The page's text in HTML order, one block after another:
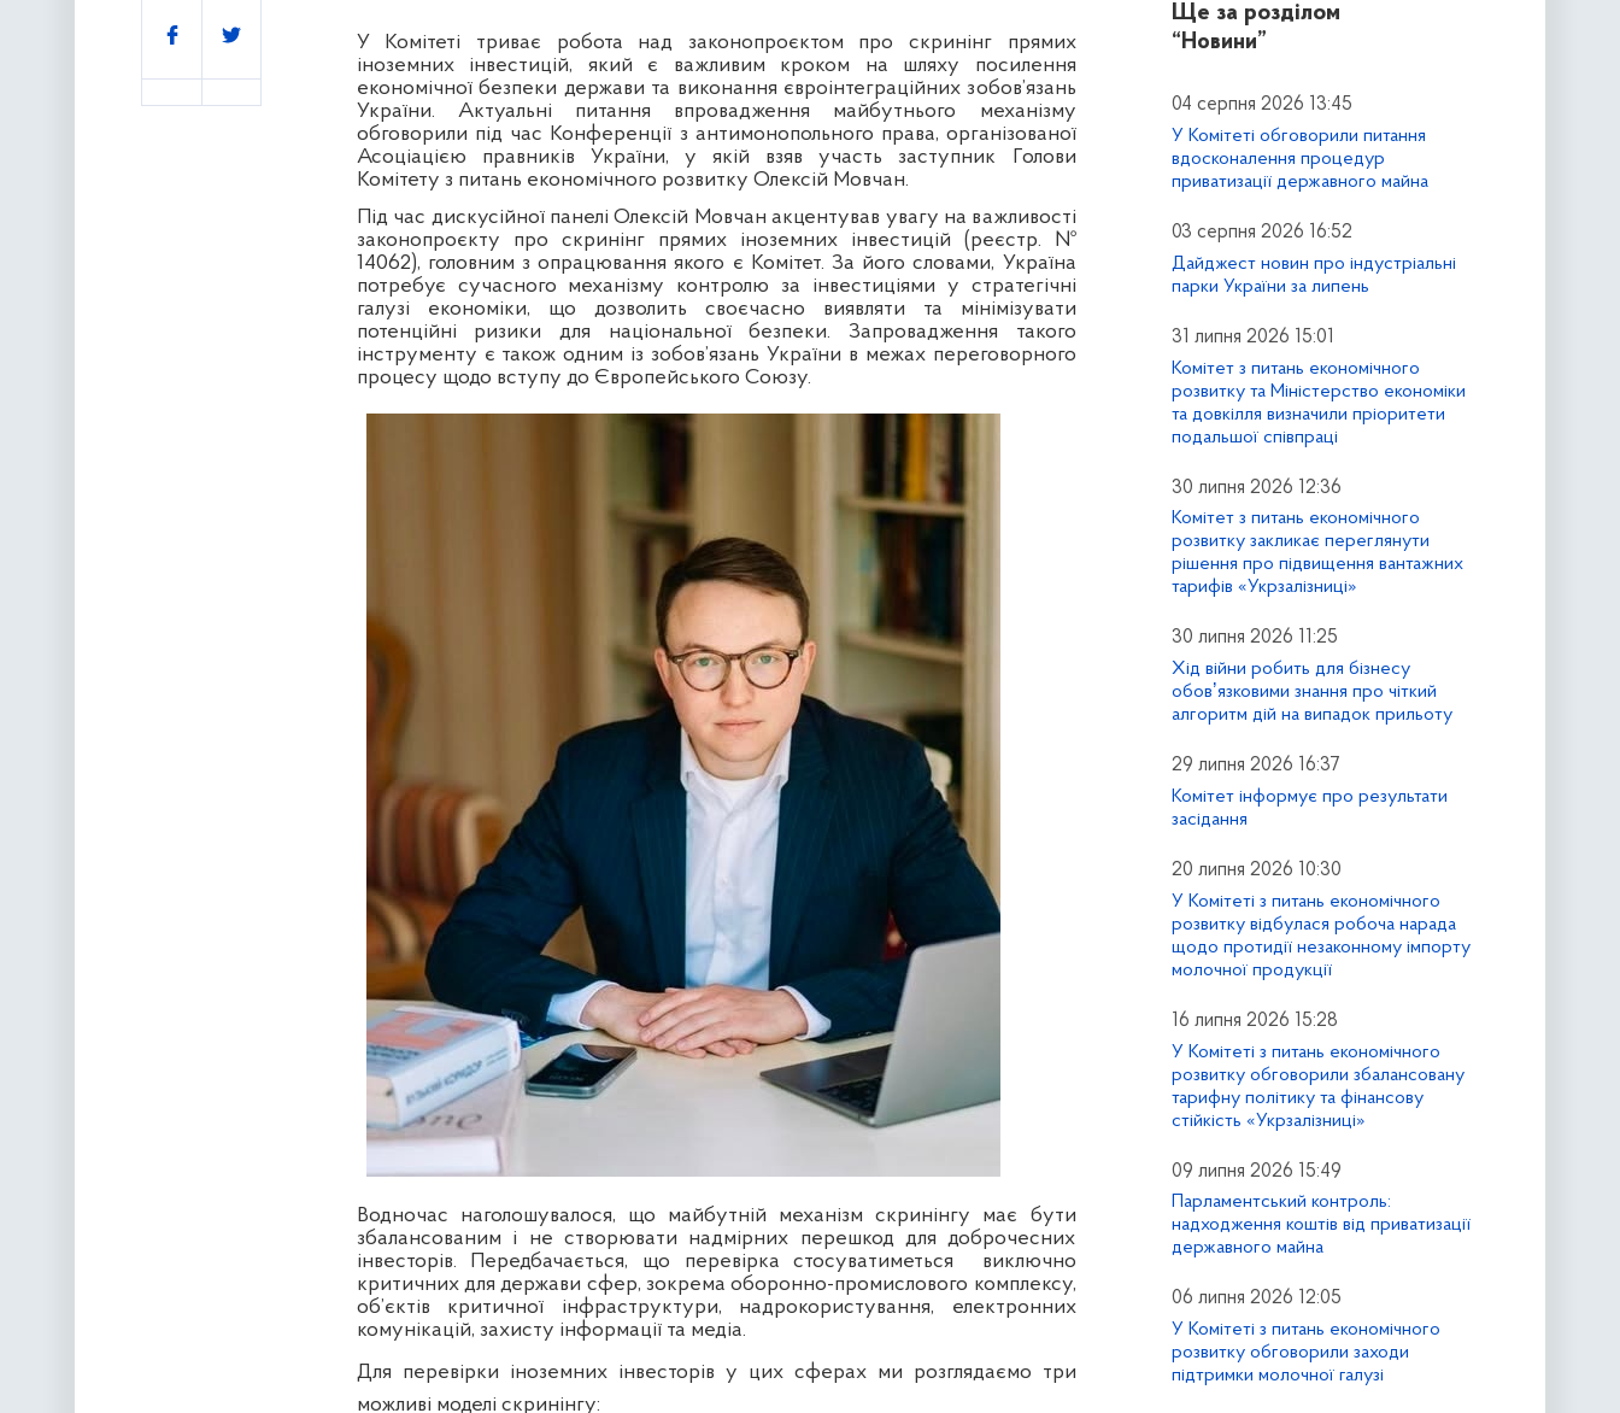
У Комітеті триває робота над законопроєктом про скринінг прямих
іноземних інвестицій, який є важливим кроком на шляху посилення
економічної безпеки держави та виконання євроінтеграційних зобов’язань
України. Актуальні питання впровадження майбутнього механізму
обговорили під час Конференції з антимонопольного права, організованої
Асоціацією правників України, у якій взяв участь заступник Голови
Комітету з питань економічного розвитку Олексій Мовчан.
Під час дискусійної панелі Олексій Мовчан акцентував увагу на важливості
законопроєкту про скринінг прямих іноземних інвестицій (реєстр. №
14062), головним з опрацювання якого є Комітет. За його словами, Україна
потребує сучасного механізму контролю за інвестиціями у стратегічні
галузі економіки, що дозволить своєчасно виявляти та мінімізувати
потенційні ризики для національної безпеки. Запровадження такого
інструменту є також одним із зобов’язань України в межах переговорного
процесу щодо вступу до Європейського Союзу.
Водночас наголошувалося, що майбутній механізм скринінгу має бути
збалансованим і не створювати надмірних перешкод для доброчесних
інвесторів. Передбачається, що перевірка стосуватиметься
виключно
критичних для держави сфер, зокрема оборонно-промислового комплексу,
об’єктів критичної інфраструктури, надрокористування, електронних
комунікацій, захисту інформації та медіа.
Для перевірки іноземних інвесторів у цих сферах ми розглядаємо три
можливі моделі скринінгу:
Поділитись
Ще за розділом
“Новини”
04 серпня 2026 13:45
У Комітеті обговорили питання
вдосконалення процедур
приватизації державного майна
03 серпня 2026 16:52
Дайджест новин про індустріальні
парки України за липень
31 липня 2026 15:01
Комітет з питань економічного
розвитку та Міністерство економіки
та довкілля визначили пріоритети
подальшої співпраці
30 липня 2026 12:36
Комітет з питань економічного
розвитку закликає переглянути
рішення про підвищення вантажних
тарифів «Укрзалізниці»
30 липня 2026 11:25
Хід війни робить для бізнесу
обовʼязковими знання про чіткий
алгоритм дій на випадок прильоту
29 липня 2026 16:37
Комітет інформує про результати
засідання
20 липня 2026 10:30
У Комітеті з питань економічного
розвитку відбулася робоча нарада
щодо протидії незаконному імпорту
молочної продукції
16 липня 2026 15:28
У Комітеті з питань економічного
розвитку обговорили збалансовану
тарифну політику та фінансову
стійкість «Укрзалізниці»
09 липня 2026 15:49
Парламентський контроль:
надходження коштів від приватизації
державного майна
06 липня 2026 12:05
У Комітеті з питань економічного
розвитку обговорили заходи
підтримки молочної галузі